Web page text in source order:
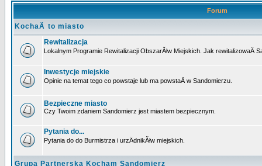
Forum
KochaÄ to miasto
Rewitalizacja
Lokalnym Programie Rewitalizacji ObszarĂłw Miejskich. Jak rewitalizowaÄ
Inwestycje miejskie
Opinie na temat tego co powstaje lub ma powstaÄ w Sandomierzu.
Bezpieczne miasto
Czy Twoim zdaniem Sandomierz jest miastem bezpiecznym.
Pytania do...
Pytania do do Burmistrza i urzÄdnikĂłw miejskich.
Grupa Partnerska Kocham Sandomierz